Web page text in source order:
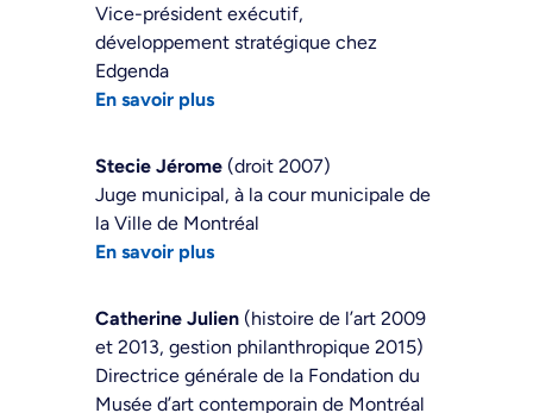
Vice-président exécutif,
développement stratégique chez
Edgenda
En savoir plus
Stecie Jérome (droit 2007)
Juge municipal, à la cour municipale de
la Ville de Montréal
En savoir plus
Catherine Julien (histoire de l’art 2009
et 2013, gestion philanthropique 2015)
Directrice générale de la Fondation du
Musée d’art contemporain de Montréal